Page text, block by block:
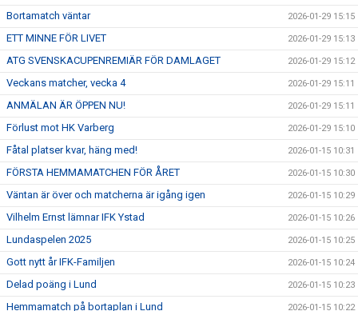
Bortamatch väntar 2026-01-29 15:15
ETT MINNE FÖR LIVET 2026-01-29 15:13
ATG SVENSKACUPENREMIÄR FÖR DAMLAGET 2026-01-29 15:12
Veckans matcher, vecka 4 2026-01-29 15:11
ANMÄLAN ÄR ÖPPEN NU! 2026-01-29 15:11
Förlust mot HK Varberg 2026-01-29 15:10
Fåtal platser kvar, häng med! 2026-01-15 10:31
FÖRSTA HEMMAMATCHEN FÖR ÅRET 2026-01-15 10:30
Väntan är över och matcherna är igång igen 2026-01-15 10:29
Vilhelm Ernst lämnar IFK Ystad 2026-01-15 10:26
Lundaspelen 2025 2026-01-15 10:25
Gott nytt år IFK-Familjen 2026-01-15 10:24
Delad poäng i Lund 2026-01-15 10:23
Hemmamatch på bortaplan i Lund 2026-01-15 10:22